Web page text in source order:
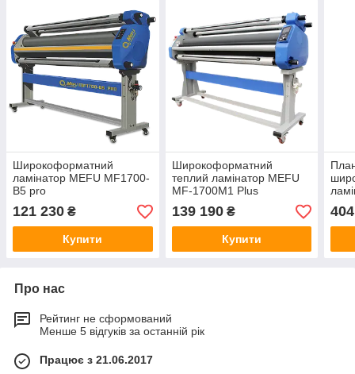
Широкоформатний
ламінатор MEFU MF1700-
B5 pro
121 230 ₴
Купити
Широкоформатний
теплий ламінатор MEFU
MF-1700M1 Plus
139 190₴
Купити
Про нас
Рейтинг не сформований
Менше 5 відгуків за останній рік
Працює з 21.06.2017